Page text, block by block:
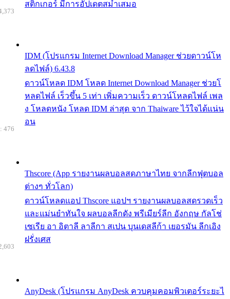
สติกเกอร์ มีการอัปเดตสม่ำเสมอ
IDM (โปรแกรม Internet Download Manager ช่วยดาวน์โห
ลดไฟล์) 6.43.8
ดาวน์โหลด IDM โหลด Internet Download Manager ช่วยโ
หลดไฟล์ เร็วขึ้น 5 เท่า เพิ่มความเร็ว ดาวน์โหลดไฟล์ เพล
ง โหลดหนัง โหลด IDM ล่าสุด จาก Thaiware ไว้ใจได้แน่น
อน
Thscore (App รายงานผลบอลสดภาษาไทย จากลีกฟุตบอล
ต่างๆ ทั่วโลก)
ดาวน์โหลดแอป Thscore แอปฯ รายงานผลบอลสดรวดเร็ว
และแม่นยำทันใจ ผลบอลลีกดัง พรีเมียร์ลีก อังกฤษ กัลโช่
เซเรีย อา อิตาลี ลาลีกา สเปน บุนเดสลีก้า เยอรมัน ลีกเอิง
ฝรั่งเศส
476
AnyDesk (โปรแกรม AnyDesk ควบคุมคอมพิวเตอร์ระยะไ